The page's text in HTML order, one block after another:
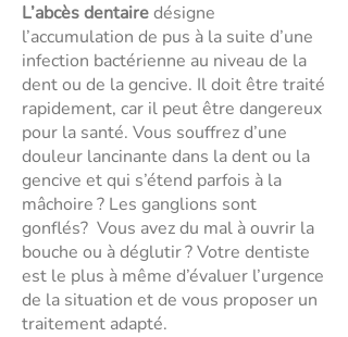
L’abcès dentairedésigne
l’accumulation de pus à la suite d’une
infection bactérienne au niveau de la
dent ou de la gencive. Il doit être traité
rapidement, car il peut être dangereux
pour la santé. Vous souffrez d’une
douleur lancinante dans la dent ou la
gencive et qui s’étend parfois à la
mâchoire ? Les ganglions sont
gonflés? Vous avez du mal à ouvrir la
bouche ou à déglutir ? Votre dentiste
est le plus à même d’évaluer l’urgence
de la situation et de vous proposer un
traitement adapté.